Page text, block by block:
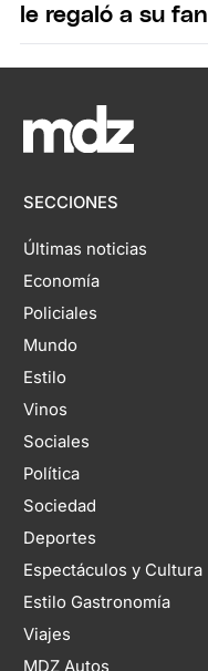
le regaló a su fan
SECCIONES
Últimas noticias
Economía
Policiales
Mundo
Estilo
Vinos
Sociales
Política
Sociedad
Deportes
Espectáculos y Cultura
Estilo Gastronomía
Viajes
MDZ Autos